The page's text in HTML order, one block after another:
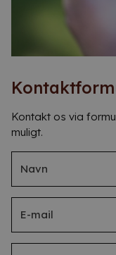
Kontakt os via
muligt.